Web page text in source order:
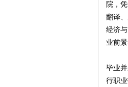
院，
翻译
经济
业前景
毕业
行职